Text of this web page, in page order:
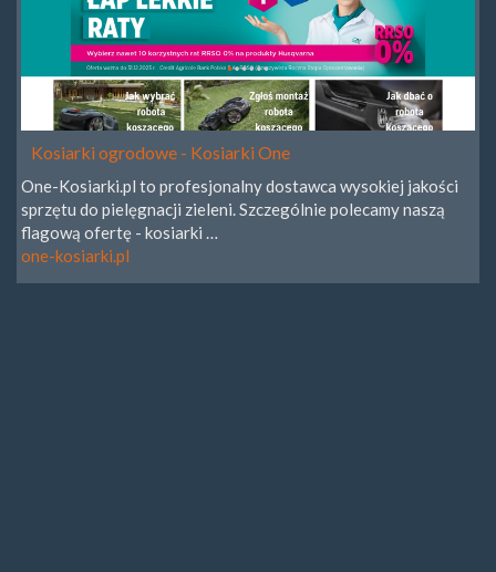
Kosiarki ogrodowe - Kosiarki One
One-Kosiarki.pl to profesjonalny dostawca wysokiej jakości
sprzętu do pielęgnacji zieleni. Szczególnie polecamy naszą
flagową ofertę - kosiarki …
one-kosiarki.pl